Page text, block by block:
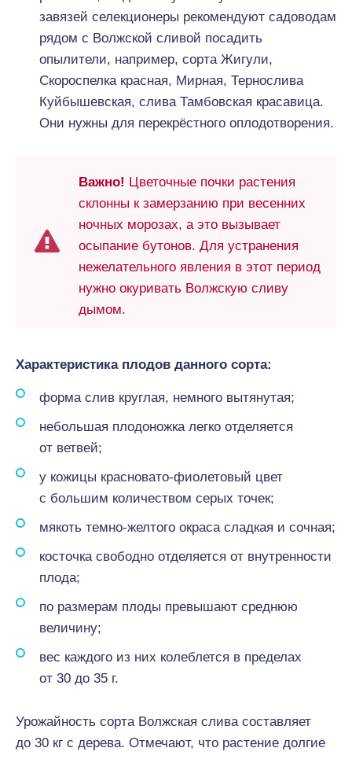
завязей селекционеры рекомендуют садоводам
рядом с Волжской сливой посадить
опылители, например, сорта Жигули,
Скороспелка красная, Мирная, Тернослива
Куйбышевская, слива Тамбовская красавица.
Они нужны для перекрёстного оплодотворения.
Важно! Цветочные почки растения
склонны к замерзанию при весенних
ночных морозах, а это вызывает
осыпание бутонов. Для устранения
нежелательного явления в этот период
нужно окуривать Волжскую сливу
дымом.
Характеристика плодов данного сорта:
форма слив круглая, немного вытянутая;
небольшая плодоножка легко отделяется
от ветвей;
у кожицы красновато-фиолетовый цвет
с большим количеством серых точек;
мякоть темно-желтого окраса сладкая и сочная;
косточка свободно отделяется от внутренности
плода;
по размерам плоды превышают среднюю
величину;
вес каждого из них колеблется в пределах
от 30 до 35 г.
Урожайность сорта Волжская слива составляет
до 30 кг с дерева. Отмечают, что растение долгие